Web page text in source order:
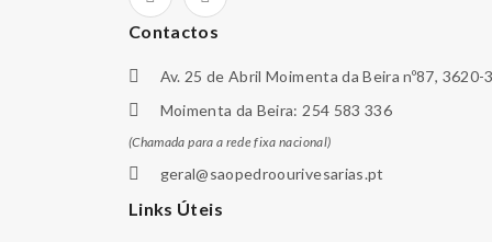
Contactos
Av. 25 de Abril Moimenta da Beira nº87, 3620-
Moimenta da Beira: 254 583 336
(Chamada para a rede fixa nacional)
geral@saopedroourivesarias.pt
Links Úteis